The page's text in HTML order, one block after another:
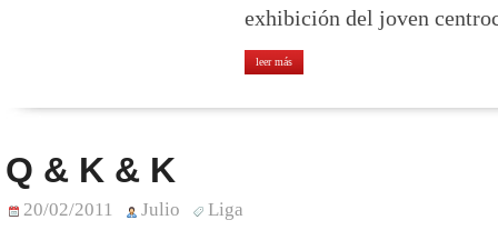
exhibición del joven
leer más
Q & K & K
20/02/2011 Julio Liga